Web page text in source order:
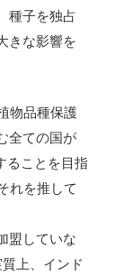
種子を独占
きな影響を
物品種保護
全ての国が
ることを目指
れを推して
盟していな
上、インド